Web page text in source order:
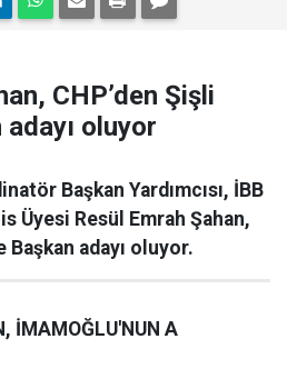
CHP’den Şişli
oluyor
Başkan Yardımcısı, İBB
Üyesi Resül Emrah Şahan,
Başkan adayı oluyor.
İMAMOĞLU'NUN A